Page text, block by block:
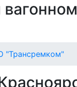
"Трансремком"